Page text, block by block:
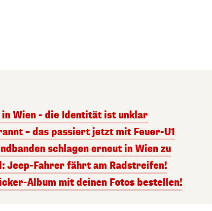
in Wien - die Identität ist unklar
– das passiert jetzt mit Feuer-U1
schlagen erneut in Wien zu
Jeep-Fahrer fährt am Radstreifen!
Album mit deinen Fotos bestellen!